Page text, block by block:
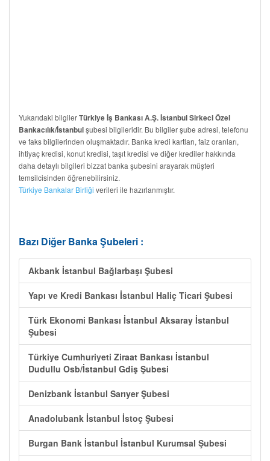
Yukarıdaki bilgilerTürkiye İş Bankası A.Ş. İstanbul Sirkeci Özel
Bankacılık/İstanbulşubesi bilgileridir. Bu bilgiler şube adresi, telefonu
ve faks bilgilerinden oluşmaktadır. Banka kredi kartları, faiz oranları,
ihtiyaç kredisi, konut kredisi, taşıt kredisi ve diğer krediler hakkında
daha detaylı bilgileri bizzat banka şubesini arayarak müşteri
temsilcisinden öğrenebilirsiniz.
Türkiye Bankalar Birliği verileri ile hazırlanmıştır.
Bazı Diğer Banka Şubeleri :
Akbank İstanbul Bağlarbaşı Şubesi
Yapı ve Kredi Bankası İstanbul Haliç Ticari Şubesi
Türk Ekonomi Bankası İstanbul Aksaray İstanbul
Şubesi
Türkiye Cumhuriyeti Ziraat Bankası İstanbul
Dudullu Osb/İstanbul Gdiş Şubesi
Denizbank İstanbul Sarıyer Şubesi
Anadolubank İstanbul İstoç Şubesi
Burgan Bank İstanbul İstanbul Kurumsal Şubesi